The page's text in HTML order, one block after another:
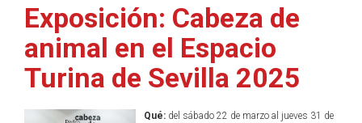
Exposición: Cabeza de
animal en el Espacio
Turina de Sevilla 2025
Qué:del sábado 22 de marzo al jueves 31 de